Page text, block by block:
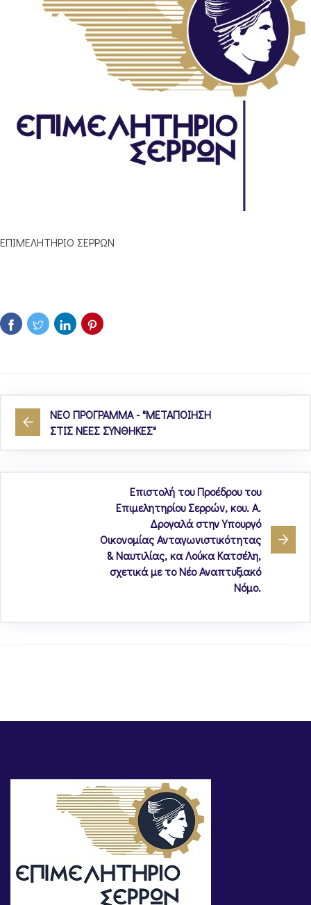
ΕΠΙΜΕΛΗΤΗΡΙΟ ΣΕΡΡΩΝ
ΝΕΟ ΠΡΟΓΡΑΜΜΑ - "ΜΕΤΑΠΟΙΗΣΗ
ΣΤΙΣ ΝΕΕΣ ΣΥΝΘΗΚΕΣ"
Επιστολή του Προέδρου του
Επιμελητηρίου Σερρών, κου. Α.
Δρογαλά στην Υπουργό
Οικονομίας Ανταγωνιστικότητας
& Ναυτιλίας, κα Λούκα Κατσέλη,
σχετικά με το Νέο Αναπτυξιακό
Νόμο.